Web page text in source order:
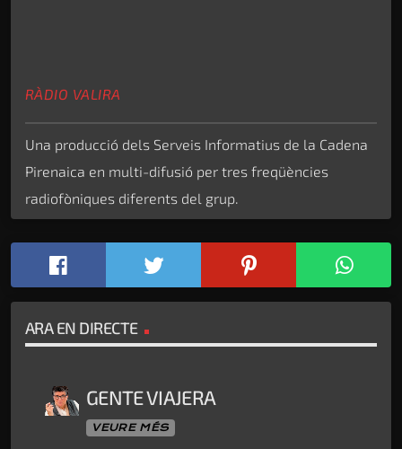
RÀDIO VALIRA
Una producció dels Serveis Informatius de la Cadena
Pirenaica en multi-difusió per tres freqüències
radiofòniques diferents del grup.
ARA EN DIRECTE
GENTE VIAJERA
VEURE MÉS